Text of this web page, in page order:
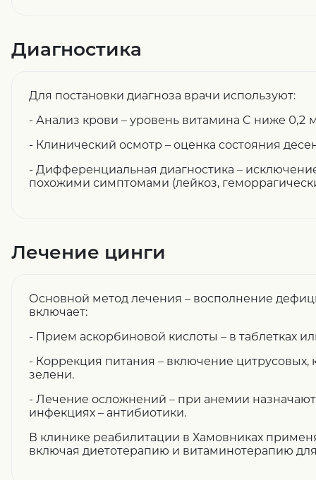
Диагностика
Для постановки диагноза врачи используют:
- Анализ крови – уровень витамина C ниже 0,2
- Клинический осмотр – оценка состояния
- Дифференциальная диагностика –
похожими симптомами (лейкоз,
Лечение цинги
Основной метод лечения – восполнение
включает:
- Прием аскорбиновой кислоты – в таблетках
- Коррекция питания – включение цитрусовых,
зелени.
- Лечение осложнений – при анемии
инфекциях – антибиотики.
В клинике реабилитации в Хамовниках
включая диетотерапию и витаминотерапию